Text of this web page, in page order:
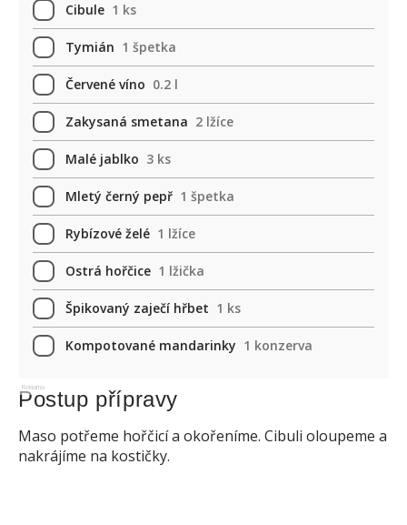
Cibule 1 ks
Tymián 1 špetka
Červené víno 0.2 l
Zakysaná smetana 2 lžíce
Malé jablko 3 ks
Mletý černý pepř 1 špetka
Rybízové želé 1 lžíce
Ostrá hořčice 1 lžička
Špikovaný zaječí hřbet 1 ks
Kompotované mandarinky 1 konzerva
Reklama
Postup přípravy
Maso potřeme hořčicí a okořeníme. Cibuli oloupeme a
nakrájíme na kostičky.